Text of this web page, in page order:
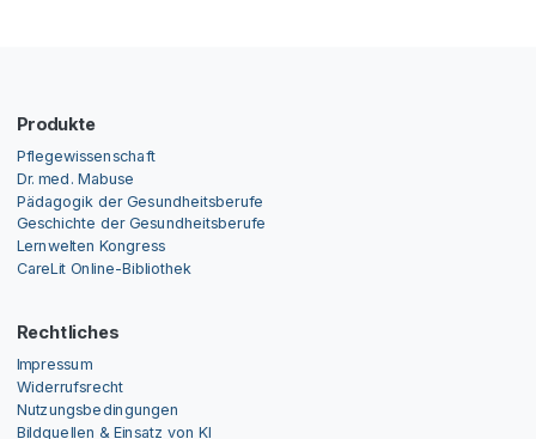
Produkte
Pflegewissenschaft
Dr. med. Mabuse
Pädagogik der Gesundheitsberufe
Geschichte der Gesundheitsberufe
Lernwelten Kongress
CareLit Online-Bibliothek
Rechtliches
Impressum
Widerrufsrecht
Nutzungsbedingungen
Bildquellen & Einsatz von KI